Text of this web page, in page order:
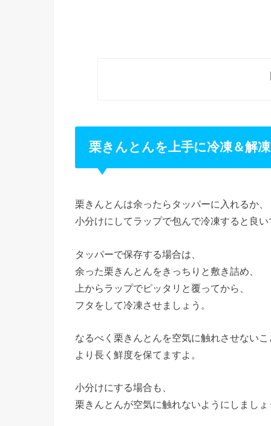
栗きんとんを上手に冷凍＆解
栗きんとんは余ったらタッパーに入れるか、
小分けにしてラップで包んで冷凍すると良
タッパーで保存する場合は、
余った栗きんとんをきっちりと敷き詰め、
上からラップでピッタリと覆ってから、
フタをして冷凍させましょう。
なるべく栗きんとんを空気に触れさせないこ
より長く鮮度を保てますよ。
小分けにする場合も、
栗きんとんが空気に触れないようにしましょ